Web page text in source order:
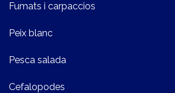
Fumats i carpaccios
Peix blanc
Pesca salada
Cefalopodes